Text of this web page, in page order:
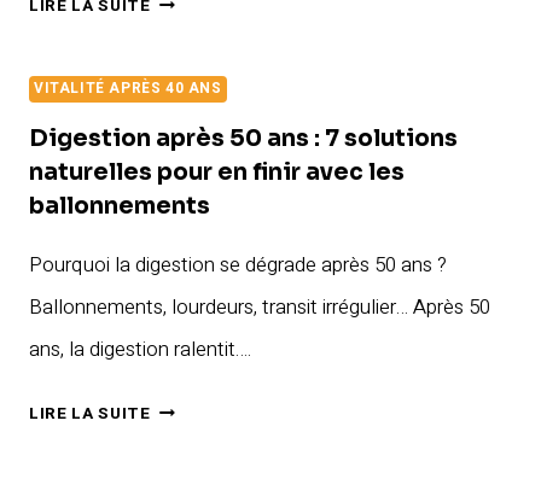
LIRE LA SUITE
ANS
:
8
GESTES
POUR
RENFORCER
NATURELLES
VITALITÉ APRÈS 40 ANS
Digestion après 50 ans : 7 solutions
naturelles pour en finir avec les
ballonnements
Pourquoi la digestion se dégrade après 50 ans ?
Ballonnements, lourdeurs, transit irrégulier… Après 50
ans, la digestion ralentit….
LIRE LA SUITEDIGESTION